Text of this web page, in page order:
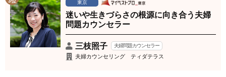
東京
迷いや生きづらさの根源に向き合う夫婦
問題カウンセラー
三枝照子 夫婦問題カウンセラー
夫婦カウンセリング ティダテラス